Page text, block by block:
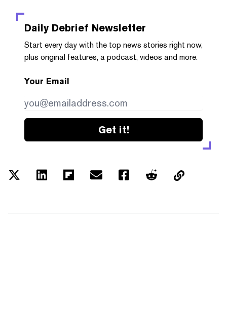
Daily Debrief Newsletter
Start every day with the top news stories right now,
plus original features, a podcast, videos and more.
Your Email
Get it!